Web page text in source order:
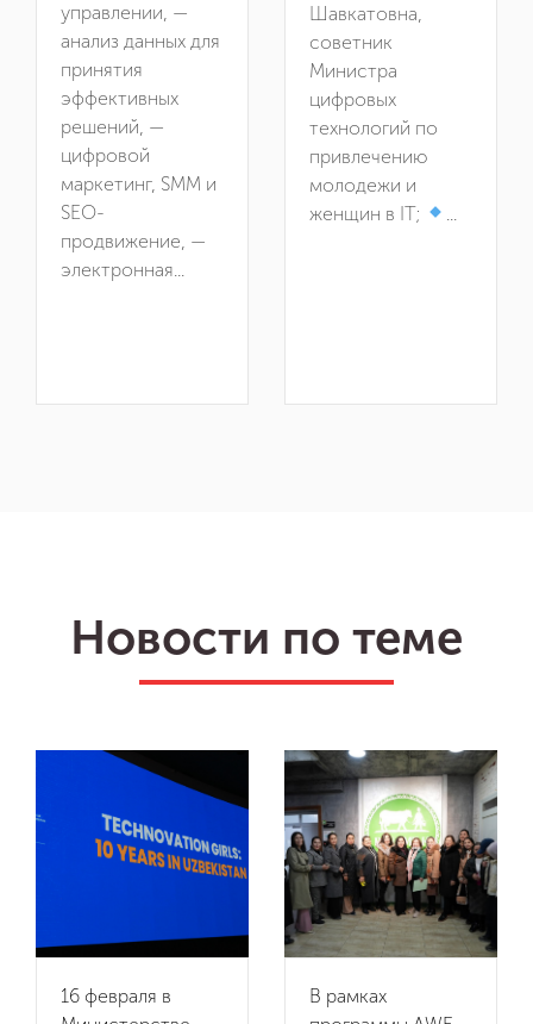
управлении, —
анализ данных для
принятия
эффективных
решений, —
цифровой
маркетинг, SMM и
SEO-
продвижение, —
электронная...
Шавкатовна,
советник
Министра
цифровых
технологий по
привлечению
молодежи и
женщин в IT;
Новости по теме
16 февраля в
В рамках